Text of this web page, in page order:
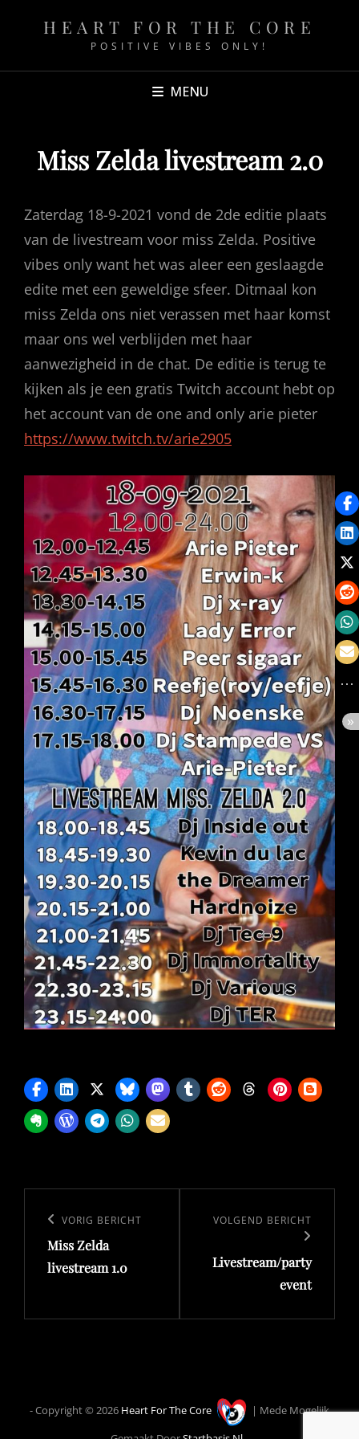
HEART FOR THE CORE
POSITIVE VIBES ONLY!
MENU
Miss Zelda livestream 2.0
Zaterdag 18-9-2021 vond de 2de editie plaats
van de livestream voor miss Zelda. Positive
vibes only want het was aleer een geslaagde
edite met een geweldige sfeer. Ditmaal kon
miss Zelda ons niet verassen met haar komst
maar ons wel verblijden met haar
aanwezigheid in de chat. De editie is terug te
kijken als je een gratis Twitch account hebt op
het account van de one and only arie pieter
https://www.twitch.tv/arie2905
navigatie
Vorig
bericht
VORIG BERICHT
Miss Zelda
livestream 1.0
Volgend
VOLGEND BERICHT
Livestream/party
event
- Copyright © 2026 Heart For The Core
| Mede Mogelijk